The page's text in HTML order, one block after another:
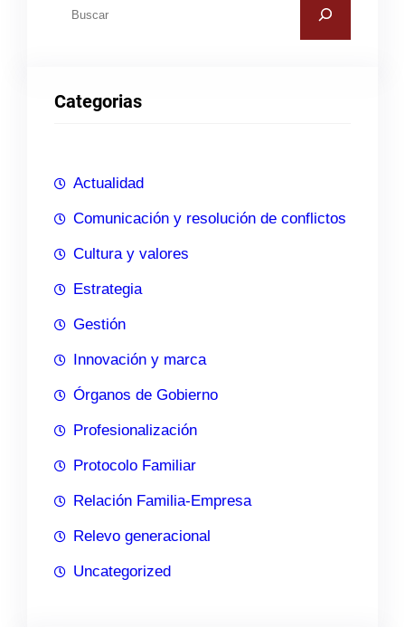
a
Categorias
Actualidad
Comunicación y resolución de conflictos
Cultura y valores
Estrategia
Gestión
Innovación y marca
Órganos de Gobierno
Profesionalización
Protocolo Familiar
Relación Familia-Empresa
Relevo generacional
Uncategorized